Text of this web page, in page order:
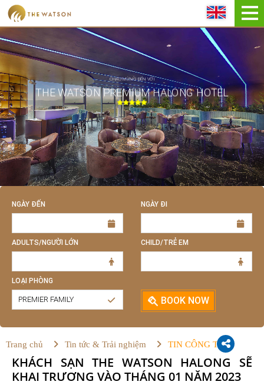
CHÀO MỪNG ĐẾN VỚI
THE WATSON PREMIUM HALONG HOTEL
NGÀY ĐẾN NGÀY ĐI
ADULTS/NGƯỜI LỚN CHILD/TRẺ EM
LOẠI PHÒNG
PREMIER FAMILY BOOK NOW
Trang chủ Tin tức & Trải nghiệm TIN CÔNG TY
KHÁCH SẠN THE WATSON HALONG SẼ
KHAI TRƯƠNG VÀO THÁNG 01 NĂM 2023